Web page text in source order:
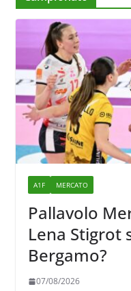
A1F MERCATO
Pallavolo
Lena Stigrot
Bergamo?
07/08/2026